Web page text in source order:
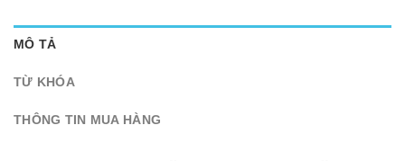
MÔ TẢ
TỪ KHÓA
THÔNG TIN MUA HÀNG